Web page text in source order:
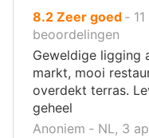
8.2uit
10
,
Zeer goed ‐ 11
beoordelingen
Geweldige ligging
markt, mooi
overdekt terras.
geheel
Anoniem ‐ NL, 3